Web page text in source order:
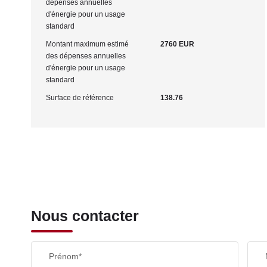
dépenses annuelles
d'énergie pour un usage
standard
Montant maximum estimé
des dépenses annuelles
d'énergie pour un usage
standard
2760 EUR
Surface de référence 138.76
Nous contacter
Prénom*